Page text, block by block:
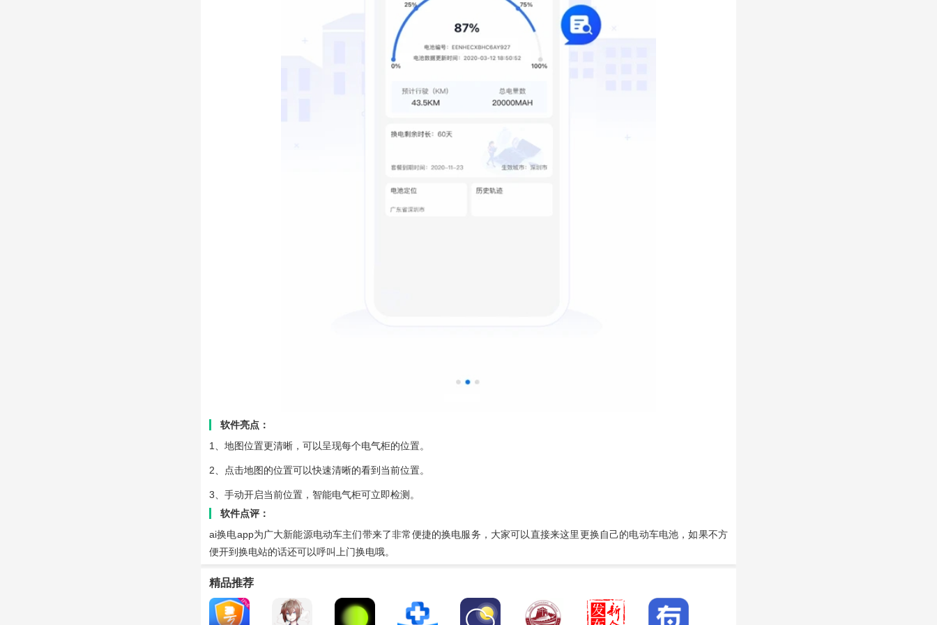
软件亮点：
1、地图位置更清晰，可以呈现每个电气柜的位置。
2、点击地图的位置可以快速清晰的看到当前位置。
3、手动开启当前位置，智能电气柜可立即检测。
软件点评：
ai换电app为广大新能源电动车主们带来了非常便捷的换电服务，大家可以直接来这里更换自己的电动车电池，如果不方
便开到换电站的话还可以呼叫上门换电哦。
精品推荐